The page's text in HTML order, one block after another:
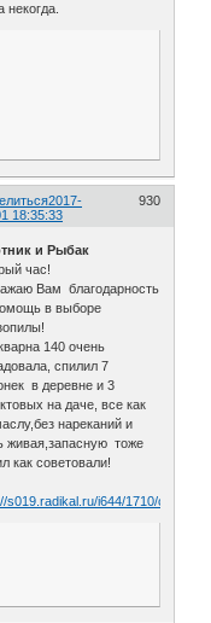
некогда.
930
2017-
18:35:33
и Рыбак
час!
Вам благодарность
в выборе
140 очень
спилил 7
в деревне и 3
на даче, все как
нареканий и
живая,запасную тоже
как советовали!